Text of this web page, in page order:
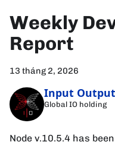
Weekly
Report
13 tháng 2, 2026
Input
Global IO holding
Node v.10.5.4 has